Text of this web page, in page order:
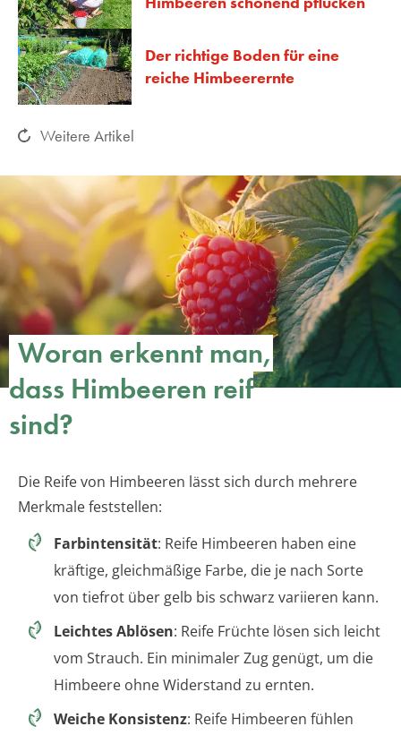
Der richtige Boden für eine
reiche Himbeerernte
Weitere Artikel
Woran erkennt man,
dass Himbeeren reif
sind?
Die Reife von Himbeeren lässt sich durch mehrere
Merkmale feststellen:
Farbintensität: Reife Himbeeren haben eine
kräftige, gleichmäßige Farbe, die je nach Sorte
von tiefrot über gelb bis schwarz variieren kann.
Leichtes Ablösen: Reife Früchte lösen sich leicht
vom Strauch. Ein minimaler Zug genügt, um die
Himbeere ohne Widerstand zu ernten.
Weiche Konsistenz: Reife Himbeeren fühlen